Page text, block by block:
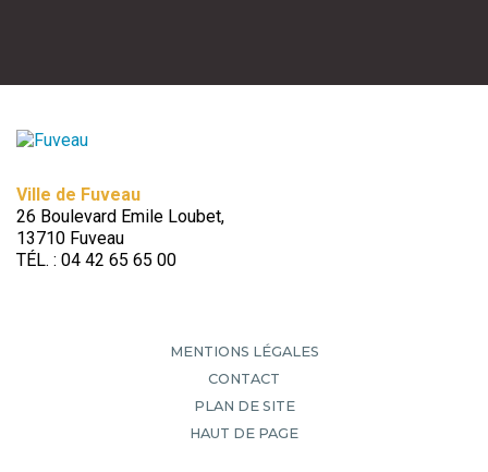
Ville de Fuveau
26 Boulevard Emile Loubet,
13710 Fuveau
TÉL. : 04 42 65 65 00
MENTIONS LÉGALES
CONTACT
PLAN DE SITE
HAUT DE PAGE